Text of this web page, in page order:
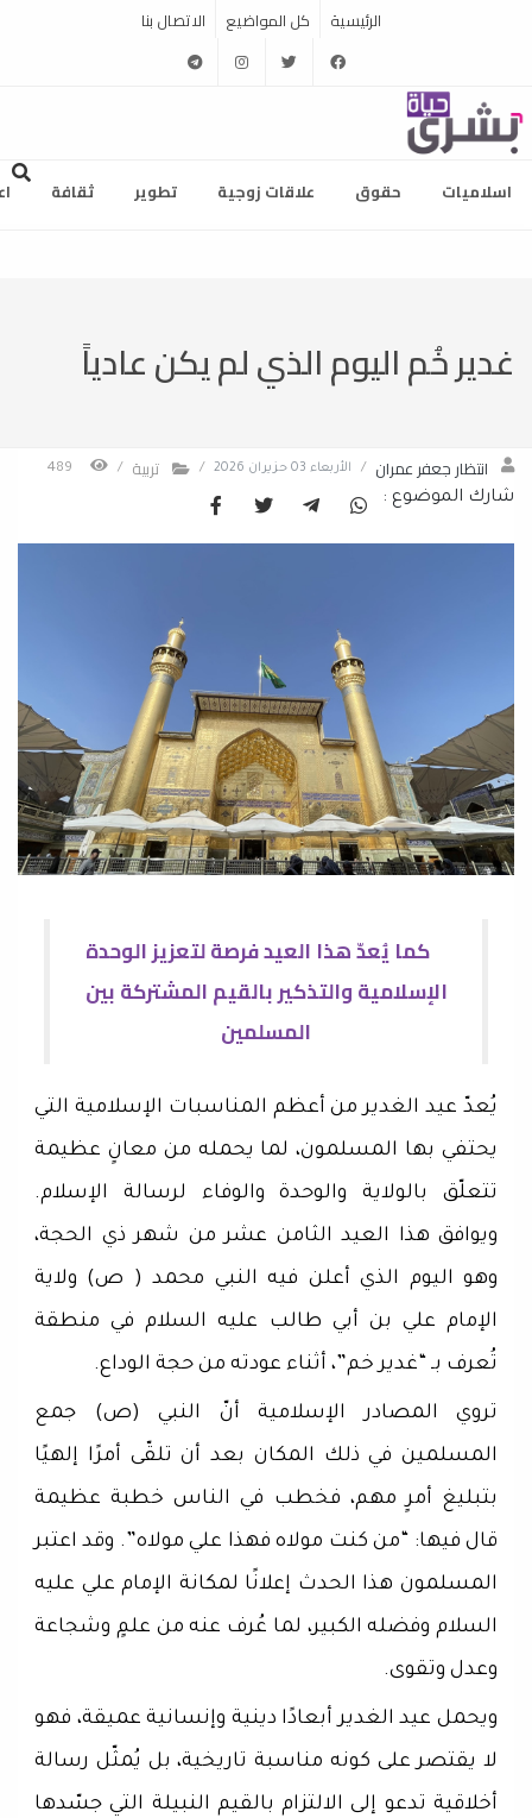
الرئيسية كل المواضيع الاتصال بنا
facebook
twitter
instagram
telegram
اسلاميات حقوق علاقات زوجية تطوير ثقافة
غدير خُم اليوم الذي لم يكن عادياً
انتظار جعفر عمران / الأربعاء 03 حزيران 2026 / تربية /
شارك الموضوع :
كما يُعدّ هذا العيد فرصة لتعزيز الوحدة
الإسلامية والتذكير بالقيم المشتركة بين
المسلمين
يُعدّ عيد الغدير من أعظم المناسبات الإسلامية التي
يحتفي بها المسلمون، لما يحمله من معانٍ عظيمة
تتعلّق بالولاية والوحدة والوفاء لرسالة الإسلام.
ويوافق هذا العيد الثامن عشر من شهر ذي الحجة،
وهو اليوم الذي أعلن فيه النبي محمد ( ص) ولاية
الإمام علي بن أبي طالب عليه السلام في منطقة
تُعرف بـ “غدير خم”، أثناء عودته من حجة الوداع.
تروي المصادر الإسلامية أنّ النبي (ص) جمع
المسلمين في ذلك المكان بعد أن تلقّى أمرًا إلهيًا
بتبليغ أمرٍ مهم، فخطب في الناس خطبة عظيمة
قال فيها: “من كنت مولاه فهذا علي مولاه”. وقد اعتبر
المسلمون هذا الحدث إعلانًا لمكانة الإمام علي عليه
السلام وفضله الكبير، لما عُرف عنه من علمٍ وشجاعة
وعدل وتقوى.
ويحمل عيد الغدير أبعادًا دينية وإنسانية عميقة، فهو
لا يقتصر على كونه مناسبة تاريخية، بل يُمثّل رسالة
أخلاقية تدعو إلى الالتزام بالقيم النبيلة التي جسّدها